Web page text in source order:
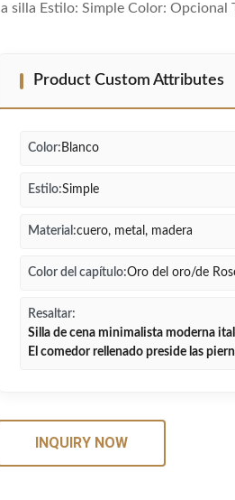
la silla Estilo: Simple Color: Opcional
Product Custom Attributes
Color: Blanco
Estilo:Simple
Material:cuero, metal, madera
Color del capítulo:Oro del oro/de
Resaltar:
Silla de cena minimalista moderna
El comedor rellenado preside las
INQUIRY NOW